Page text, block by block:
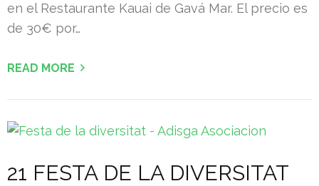
en el Restaurante Kauai de Gavá Mar. El precio es
de 30€ por…
READ MORE
21 FESTA DE LA DIVERSITAT